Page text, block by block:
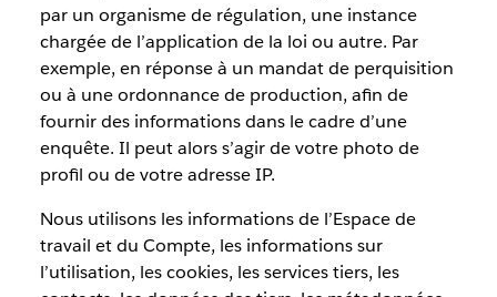
par un organisme de régulation, une instance
chargée de l’application de la loi ou autre. Par
exemple, en réponse à un mandat de perquisition
ou à une ordonnance de production, afin de
fournir des informations dans le cadre d’une
enquête. Il peut alors s’agir de votre photo de
profil ou de votre adresse IP.
Nous utilisons les informations de l’Espace de
travail et du Compte, les informations sur
l’utilisation, les cookies, les services tiers, les